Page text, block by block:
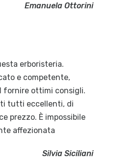
Emanuela Ottorini
erboristeria.
e competente,
fornire ottimi consigli.
tutti eccellenti, di
prezzo. È impossibile
affezionata
Silvia Siciliani